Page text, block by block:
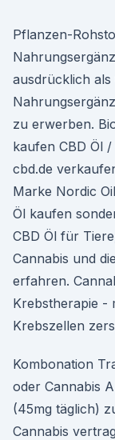
Pflanzen-
ausdrücklich als
zu erwerben.
kaufen CBD Öl
cbd.de
Marke Nordic
Öl kaufen
CBD Öl für
Cannabis und
erfahren.
Krebstherapie -
Krebszellen
Kombonation
oder Cannabis
(45mg täglich)
Cannabis